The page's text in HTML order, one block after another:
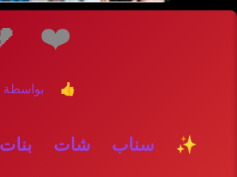
❤️
👍 بواسطة (1)
✨ سناب شات